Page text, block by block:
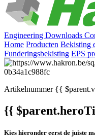
Engineering Downloads
Home Producten Bekisting
Funderingsbekisting EPS
Artikelnummer{{
{{
Kies hieronder eerst de juiste